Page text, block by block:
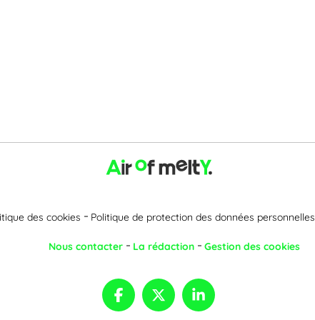
des cookies Politique de protection des données personnelles
Nous contacter La rédaction Gestion des cookies